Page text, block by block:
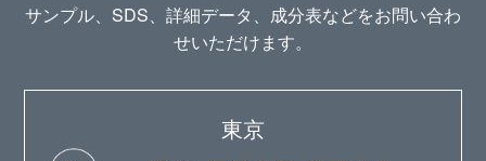
サンプル、SDS、詳細データ、成分表などをお問い合わ
せいただけます。
東京